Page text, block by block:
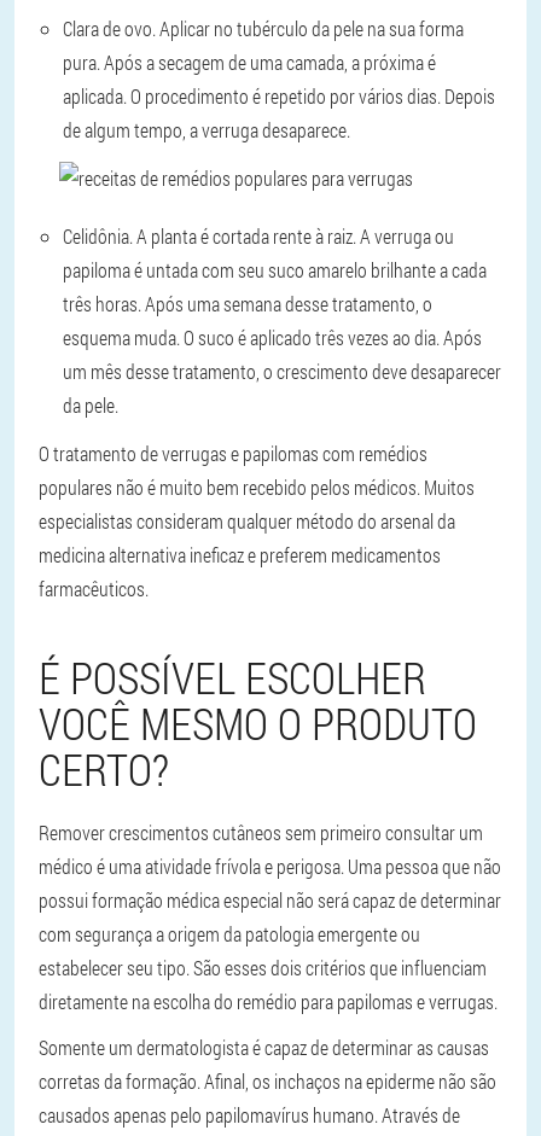
Clara de ovo.Aplicar no tubérculo da pele na sua forma
pura. Após a secagem de uma camada, a próxima é
aplicada. O procedimento é repetido por vários dias. Depois
de algum tempo, a verruga desaparece.
Celidônia.A planta é cortada rente à raiz. A verruga ou
papiloma é untada com seu suco amarelo brilhante a cada
três horas. Após uma semana desse tratamento, o
esquema muda. O suco é aplicado três vezes ao dia. Após
um mês desse tratamento, o crescimento deve desaparecer
da pele.
O tratamento de verrugas e papilomas com remédios
populares não é muito bem recebido pelos médicos. Muitos
especialistas consideram qualquer método do arsenal da
medicina alternativa ineficaz e preferem medicamentos
farmacêuticos.
É POSSÍVEL ESCOLHER
VOCÊ MESMO O PRODUTO
CERTO?
Remover crescimentos cutâneos sem primeiro consultar um
médico é uma atividade frívola e perigosa. Uma pessoa que não
possui formação médica especial não será capaz de determinar
com segurança a origem da patologia emergente ou
estabelecer seu tipo. São esses dois critérios que influenciam
diretamente na escolha do remédio para papilomas e verrugas.
Somente um dermatologista é capaz de determinar as causas
corretas da formação. Afinal, os inchaços na epiderme não são
causados apenas pelo papilomavírus humano. Através de